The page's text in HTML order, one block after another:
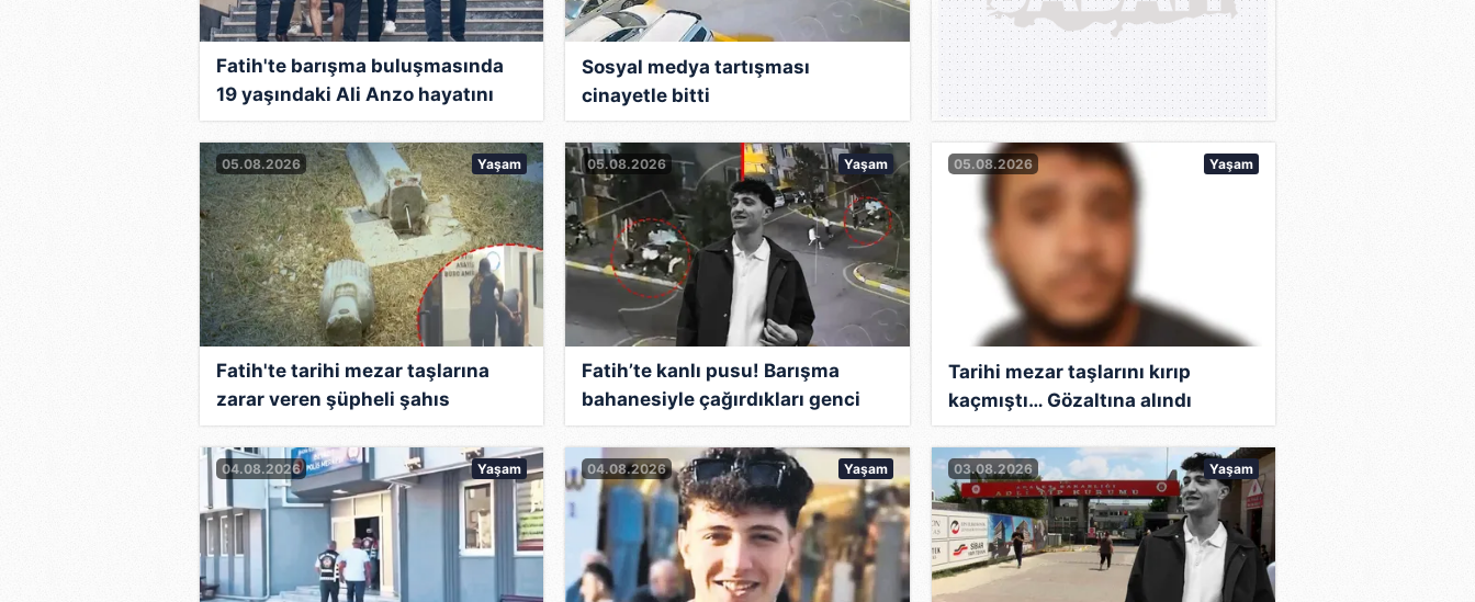
Fatih'te barışma buluşmasında
19 yaşındaki Ali Anzo hayatını
kaybetmişti: Gözaltına alınan 8
şüpheli adliyeye sevk edildi
Sosyal medya tartışması
cinayetle bitti
05.08.2026 Yaşam
Fatih'te tarihi mezar taşlarına
zarar veren şüpheli şahıs
gözaltına alındı!
05.08.2026 Yaşam
Fatih’te kanlı pusu! Barışma
bahanesiyle çağırdıkları genci
bıçaklayarak katlettiler: Korkunç
cinayetin görüntüleri ortaya çıktı!
05.08.2026 Yaşam
Tarihi mezar taşlarını kırıp
kaçmıştı… Gözaltına alındı
04.08.2026 Yaşam 04.08.2026 Yaşam 03.08.2026 Yaşam